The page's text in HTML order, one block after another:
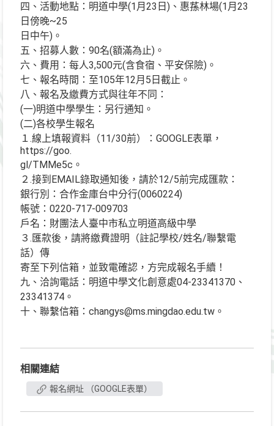
四、活動地點：明道中學(1月23日)、惠蓀林場(1月23
日傍晚~25
日中午)。
五、招募人數：90名(額滿為止)。
六、費用：每人3,500元(含食宿、平安保險)。
七、報名時間：至105年12月5日截止。
八、報名及繳費方式與往年不同：
(一)明道中學學生：另行通知。
(二)各校學生報名
１.線上填報資料（11/30前）：GOOGLE表單，
https://goo.
gl/TMMe5c。
２.接到EMAIL錄取通知後，請於12/5前完成匯款：
銀行別：合作金庫台中分行(0060224)
帳號：0220-717-009703
戶名：財團法人臺中市私立明道高級中學
３.匯款後，請將繳費證明（註記學校/姓名/聯繫電
話）傳
寄至下列信箱，並致電確認，方完成報名手續！
九、洽詢電話：明道中學文化創意處04-23341370、
23341374。
十、聯繫信箱：changys@ms.mingdao.edu.tw。
相關連結
報名網址 （GOOGLE表單）